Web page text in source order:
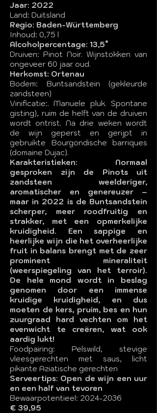
Jaar: 2022
Land: Duitsland
Regio: Baden-Württemberg
Inhoud: 0,75 l
Alcoholpercentage: 13,5°
Druiven: Pinot Noir. Wijnstokken van
ongeveer 60 jaar oud.
Herkomst: Ortenau
Bodem: Buntsandstein (gekleurde
zandsteen)
Vinificatie:. Manuele pluk. Spontane
gisting), ruim de helft van de druiven
wordt ontrist. Na drie weken wordt
de wijn geperst en gerijpt in
gebruikte Bourgondische barriques
(domaine Dujac).
Karakteristieken: Normaal
gesproken zijn de Pinots uit
zandsteen weelderiger,
aromatischer en genereuzer –
maar in 2022 is de Buntsandstein
scherper, meer roodfruitig en
strakker, met een opmerkelijke
kruidigheid. Een sappige en
heerlijke wijn die het overheerlijke
fruit in balans brengt met de zeer
prominent mineraliteit
(weerspiegeling van het terroir).
De hele mond wordt in beslag
genomen door een immense
kruidige kruidigheid, en dus
moeten de kers, pruim, bes en hun
zuurgraad hard vechten om het
evenwicht te creëren, wat ook
aardig lukt!
Foodpairing: Pelswild, stevige
vleesgerechten met saus, licht
pikante Aziatische gerechten
Serveertips: Open de wijn een uur
en een half van tevoren
Bewaarpotentieel: 2024-2036
€ 39,95